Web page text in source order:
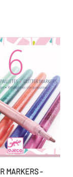
MARKERS -